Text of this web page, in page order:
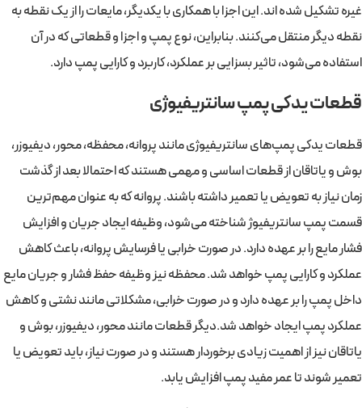
غیره تشکیل شده اند. این اجزا با همکاری با یکدیگر، مایعات را از یک نقطه به
نقطه دیگر منتقل می‌کنند. بنابراین، نوع پمپ و اجزا و قطعاتی که در آن
استفاده می‌شود، تاثیر بسزایی بر عملکرد، کاربرد و کارایی پمپ دارد.
قطعات یدکی پمپ سانتریفیوژی
قطعات یدکی پمپ‌های سانتریفیوژی مانند پروانه، محفظه، محور، دیفیوزر،
بوش و یاتاقان از قطعات اساسی و مهمی هستند که احتمالا بعد از گذشت
زمان نیاز به تعویض یا تعمیر داشته باشند. پروانه که به عنوان مهم‌ترین
قسمت پمپ سانتریفیوژ شناخته می‌شود، وظیفه ایجاد جریان و افزایش
فشار مایع را بر عهده دارد. در صورت خرابی یا فرسایش پروانه، باعث کاهش
عملکرد و کارایی پمپ خواهد شد. محفظه نیز وظیفه حفظ فشار و جریان مایع
داخل پمپ را بر عهده دارد و در صورت خرابی، مشکلاتی مانند نشتی و کاهش
عملکرد پمپ ایجاد خواهد شد.دیگر قطعات مانند محور، دیفیوزر، بوش و
یاتاقان نیز از اهمیت زیادی برخوردار هستند و در صورت نیاز، باید تعویض یا
تعمیر شوند تا عمر مفید پمپ افزایش یابد.